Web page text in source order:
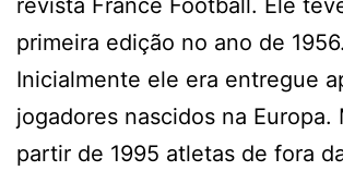
revista France Football. Ele
primeira edição no ano de 1956.
Inicialmente ele era entregue
jogadores nascidos na Europa.
partir de 1995 atletas de fora